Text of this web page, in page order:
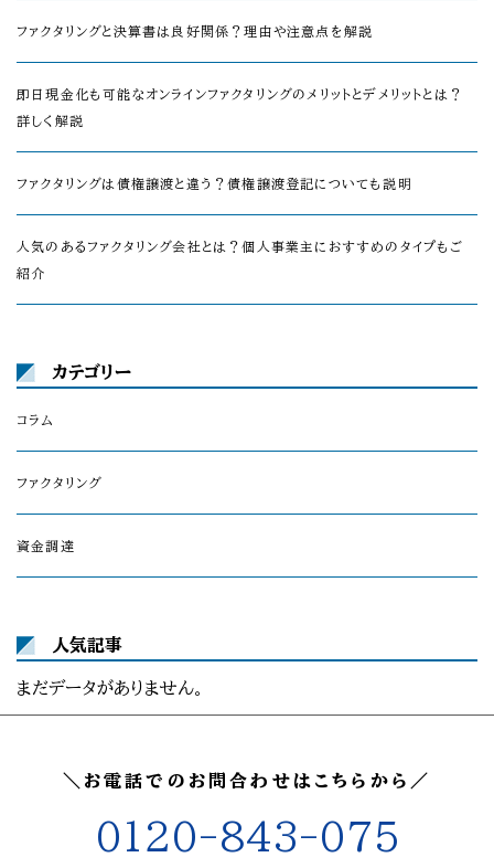
ファクタリングと決算書は良好関係？理由や注意点を解説
即日現金化も可能なオンラインファクタリングのメリットとデメリットとは？
詳しく解説
ファクタリングは債権譲渡と違う？債権譲渡登記についても説明
人気のあるファクタリング会社とは？個人事業主におすすめのタイプもご
紹介
カテゴリー
コラム
ファクタリング
資金調達
人気記事
まだデータがありません。
＼お電話でのお問合わせはこちらから／
0120-843-075